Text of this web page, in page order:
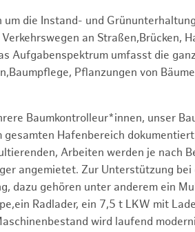
um die Instand- und
an Straßen,Brücken,
Aufgabenspektrum umfasst die
Pflanzungen von
Baumkontrolleur*innen, unser
gesamten Hafenbereich
Arbeiten werden je nach
angemietet. Zur Unterstützung
dazu gehören unter anderem ein
Radlader, ein 7,5 t LKW mit
wird laufend